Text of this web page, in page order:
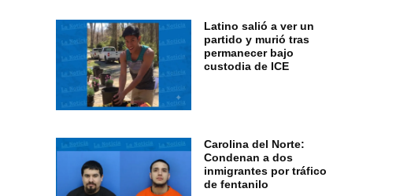
Latino salió a ver un
partido y murió tras
permanecer bajo
custodia de ICE
Carolina del Norte:
Condenan a dos
inmigrantes por tráfico
de fentanilo